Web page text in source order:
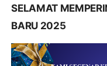
SELAMAT
BARU 2025